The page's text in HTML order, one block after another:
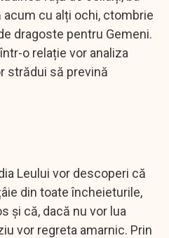
acum cu alți ochi, ctombrie
dragoste pentru Gemeni.
o relație vor analiza
strădui să prevină
Leului vor descoperi că
din toate încheieturile,
și că, dacă nu vor lua
vor regreta amarnic. Prin